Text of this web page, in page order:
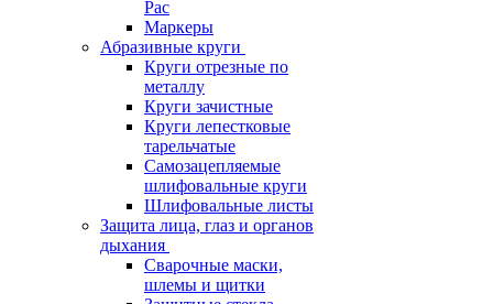
Pac
Маркеры
Абразивные круги
Круги отрезные по
металлу
Круги зачистные
Круги лепестковые
тарельчатые
Самозацепляемые
шлифовальные круги
Шлифовальные листы
Защита лица, глаз и органов
дыхания
Сварочные маски,
шлемы и щитки